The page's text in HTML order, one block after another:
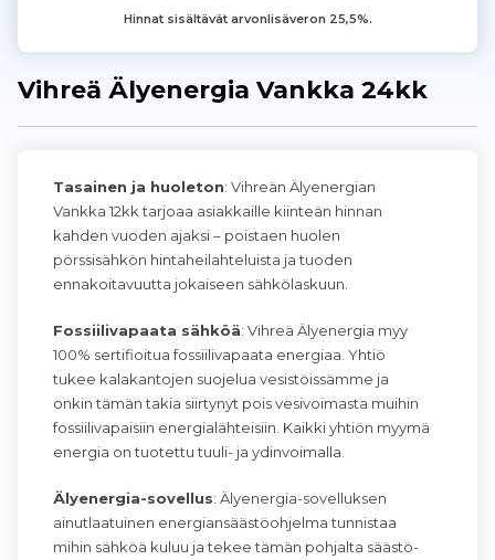
Hinnat sisältävät arvonlisäveron 25,5%.
Vihreä Älyenergia Vankka 24kk
Tasainen ja huoleton: Vihreän Älyenergian
Vankka 12kk tarjoaa asiakkaille kiinteän hinnan
kahden vuoden ajaksi – poistaen huolen
pörssisähkön hintaheilahteluista ja tuoden
ennakoitavuutta jokaiseen sähkölaskuun.
Fossiilivapaata sähköä: Vihreä Älyenergia myy
100% sertifioitua fossiilivapaata energiaa. Yhtiö
tukee kalakantojen suojelua vesistöissämme ja
onkin tämän takia siirtynyt pois vesivoimasta muihin
fossiilivapaisiin energialähteisiin. Kaikki yhtiön myymä
energia on tuotettu tuuli- ja ydinvoimalla.
Älyenergia-sovellus: Älyenergia-sovelluksen
ainutlaatuinen energiansäästöohjelma tunnistaa
mihin sähköä kuluu ja tekee tämän pohjalta säästö-